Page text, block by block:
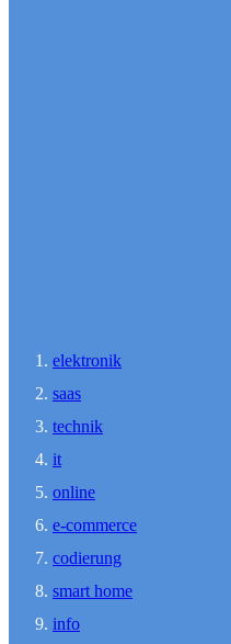
elektronik
saas
technik
it
online
e-commerce
codierung
smart home
info